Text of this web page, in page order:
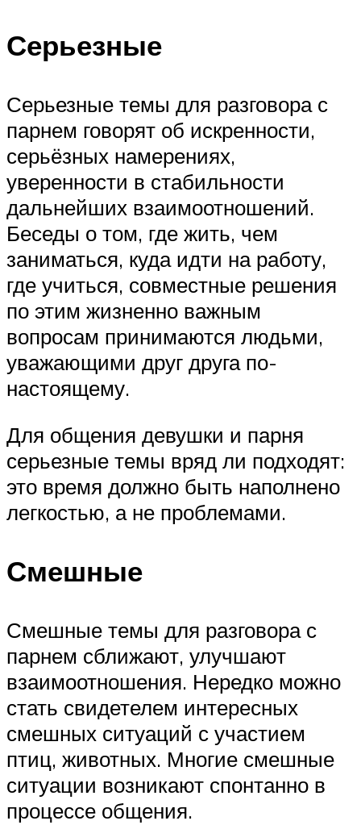
Серьезные
Серьезные темы для разговора с
парнем говорят об искренности,
серьёзных намерениях,
уверенности в стабильности
дальнейших взаимоотношений.
Беседы о том, где жить, чем
заниматься, куда идти на работу,
где учиться, совместные решения
по этим жизненно важным
вопросам принимаются людьми,
уважающими друг друга по-
настоящему.
Для общения девушки и парня
серьезные темы вряд ли подходят:
это время должно быть наполнено
легкостью, а не проблемами.
Смешные
Смешные темы для разговора с
парнем сближают, улучшают
взаимоотношения. Нередко можно
стать свидетелем интересных
смешных ситуаций с участием
птиц, животных. Многие смешные
ситуации возникают спонтанно в
процессе общения.